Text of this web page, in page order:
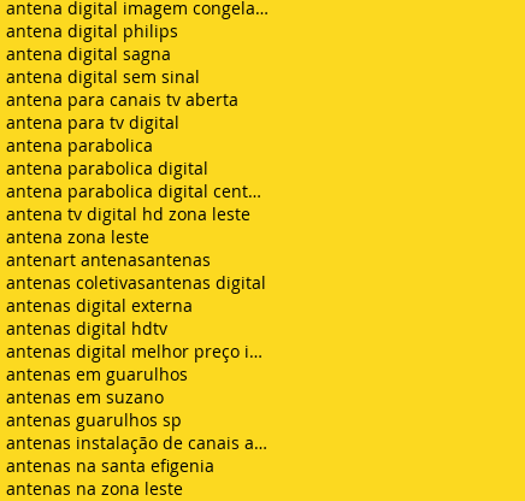
antena digital imagem congelando
antena digital philips
antena digital sagna
antena digital sem sinal
antena para canais tv aberta
antena para tv digital
antena parabolica
antena parabolica digital
antena parabolica digital century
antena tv digital hd zona leste
antena zona leste
antenart antenasantenas
antenas coletivasantenas digital
antenas digital externa
antenas digital hdtv
antenas digital melhor preço instalada
antenas em guarulhos
antenas em suzano
antenas guarulhos sp
antenas instalação de canais abertos de tv net zon
antenas na santa efigenia
antenas na zona leste